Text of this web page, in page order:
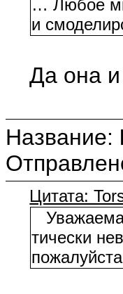
… Любое
и
Да она
Название:
Цитата:
тически